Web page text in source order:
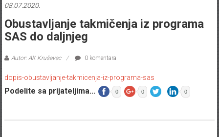
08.07.2020.
Obustavljanje takmičenja iz programa
SAS do daljnjeg
Autor: AK Kruševac 0 komentara
dopis-obustavljanje-takmicenja-iz-programa-sas
Podelite sa prijateljima... 0 0 0